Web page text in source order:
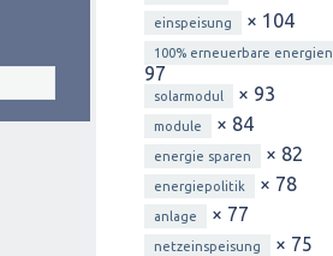
einspeisung × 104
100% erneuerbare energien
97
solarmodul × 93
module × 84
energie sparen × 82
energiepolitik × 78
anlage × 77
netzeinspeisung × 75